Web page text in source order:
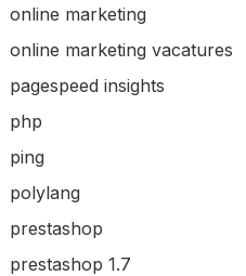
online marketing
online marketing vacatures
pagespeed insights
php
ping
polylang
prestashop
prestashop 1.7